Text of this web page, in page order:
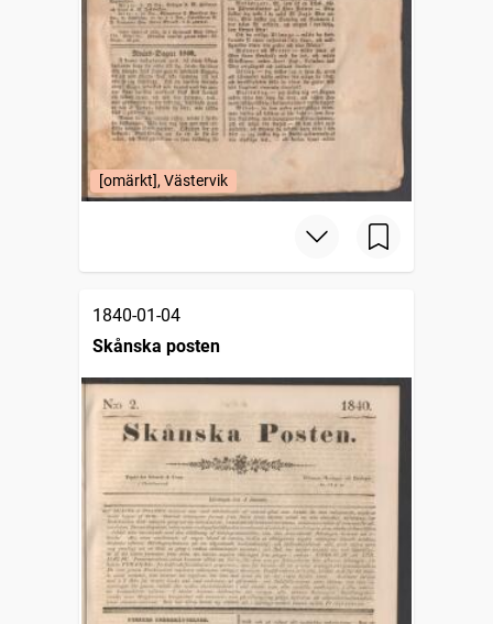
[omärkt], Västervik
1840-01-04
Skånska posten